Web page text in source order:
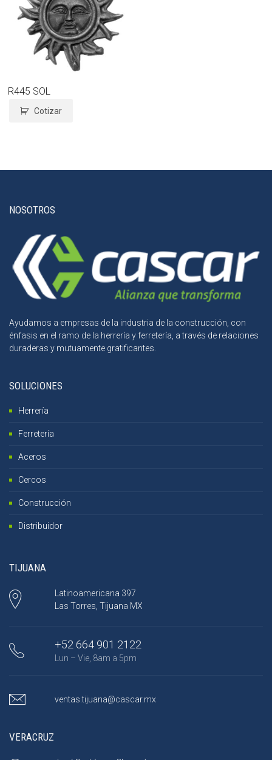
R445 SOL
Cotizar
NOSOTROS
Ayudamos a empresas de la industria de la construcción, con
énfasis en el ramo de la herrería y ferretería, a través de relaciones
duraderas y mutuamente gratificantes.
SOLUCIONES
Herrería
Ferretería
Aceros
Cercos
Construcción
Distribuidor
TIJUANA
Latinoamericana 397
Las Torres, Tijuana MX
+52 664 901 2122
Lun – Vie, 8am a 5pm
ventas.tijuana@cascar.mx
VERACRUZ